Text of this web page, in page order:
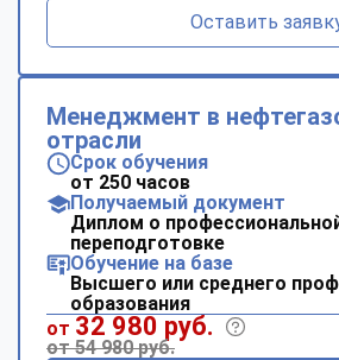
Оставить
Менеджмент в
отрасли
Срок обучения
от 250 часов
Получаемый документ
Диплом о
переподготовке
Обучение на базе
Высшего или среднего
образования
от 32 980 руб.
от 54 980 руб.